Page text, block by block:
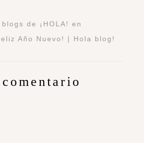
blogs de ¡HOLA! en
Año Nuevo! | Hola blog!